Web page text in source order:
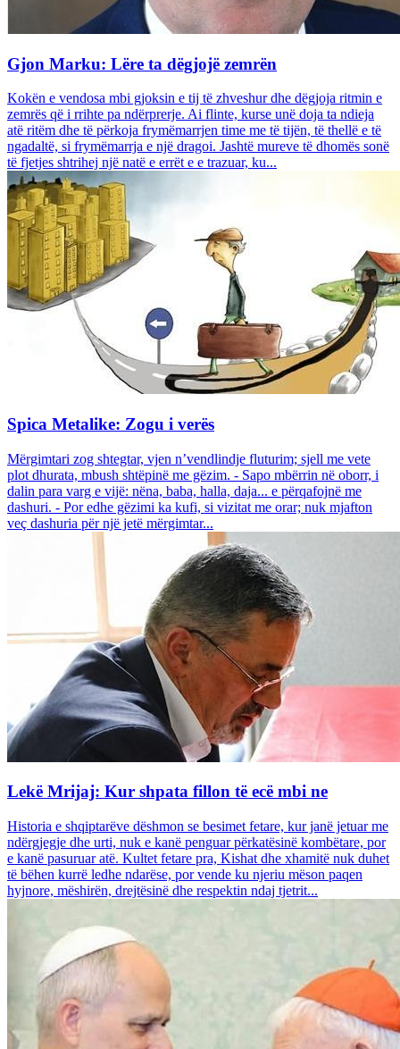
Gjon Marku: Lëre ta dëgjojë zemrën
Kokën e vendosa mbi gjoksin e tij të zhveshur dhe dëgjoja ritmin e
zemrës që i rrihte pa ndërprerje. Ai flinte, kurse unë doja ta ndieja
atë ritëm dhe të përkoja frymëmarrjen time me të tijën, të thellë e të
ngadaltë, si frymëmarrja e një dragoi. Jashtë mureve të dhomës sonë
të fjetjes shtrihej një natë e errët e e trazuar, ku...
Spica Metalike: Zogu i verës
Mërgimtari zog shtegtar, vjen n’vendlindje fluturim; sjell me vete
plot dhurata, mbush shtëpinë me gëzim. - Sapo mbërrin në oborr, i
dalin para varg e vijë: nëna, baba, halla, daja... e përqafojnë me
dashuri. - Por edhe gëzimi ka kufi, si vizitat me orar; nuk mjafton
veç dashuria për një jetë mërgimtar...
Lekë Mrijaj: Kur shpata fillon të ecë mbi ne
Historia e shqiptarëve dëshmon se besimet fetare, kur janë jetuar me
ndërgjegje dhe urti, nuk e kanë penguar përkatësinë kombëtare, por
e kanë pasuruar atë. Kultet fetare pra, Kishat dhe xhamitë nuk duhet
të bëhen kurrë ledhe ndarëse, por vende ku njeriu mëson paqen
hyjnore, mëshirën, drejtësinë dhe respektin ndaj tjetrit...